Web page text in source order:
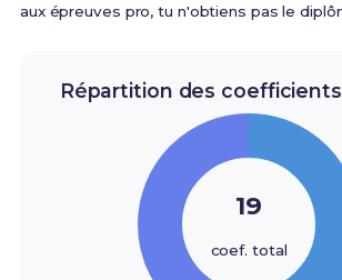
aux épreuves pro, tu n'obtiens pas le
Répartition des coefficients
19
coef. total